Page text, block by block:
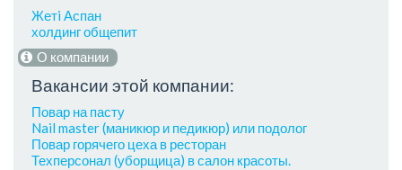
Жетi Аспан
холдинг общепит
О компании
Вакансии этой компании:
Повар на пасту
Nail master (маникюр и педикюр) или подолог
Повар горячего цеха в ресторан
Техперсонал (уборщица) в салон красоты.